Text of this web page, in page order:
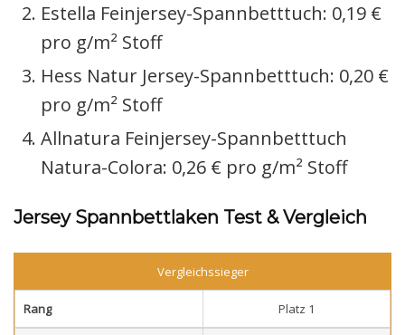
Estella Feinjersey-Spannbetttuch: 0,19 €
pro g/m² Stoff
Hess Natur Jersey-Spannbetttuch: 0,20 €
pro g/m² Stoff
Allnatura Feinjersey-Spannbetttuch
Natura-Colora: 0,26 € pro g/m² Stoff
Jersey Spannbettlaken Test & Vergleich
Vergleichssieger
Rang Platz 1